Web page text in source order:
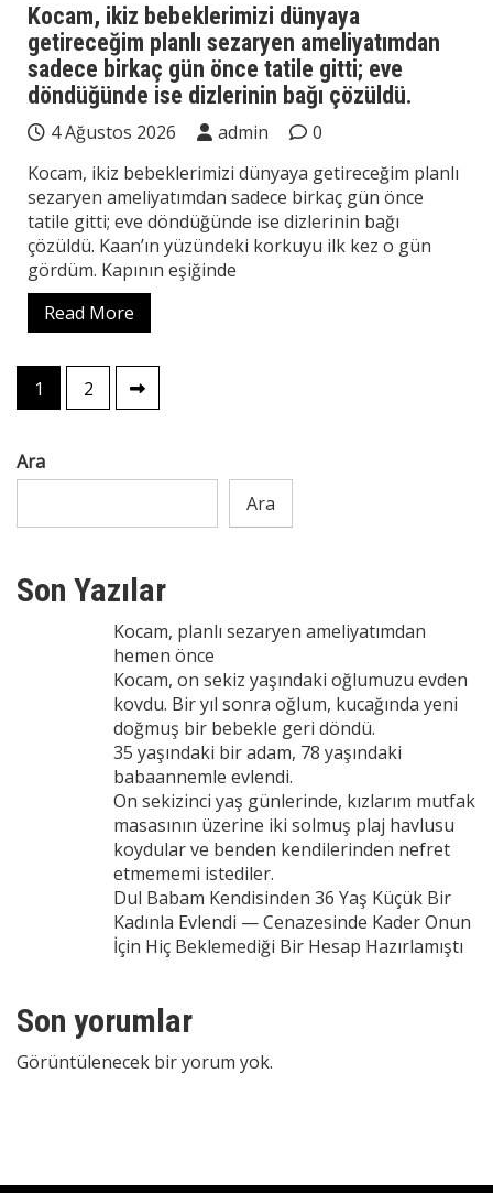
Kocam, ikiz bebeklerimizi dünyaya
getireceğim planlı sezaryen ameliyatımdan
sadece birkaç gün önce tatile gitti; eve
döndüğünde ise dizlerinin bağı çözüldü.
4 Ağustos 2026 admin
0
Kocam, ikiz bebeklerimizi dünyaya getireceğim planlı
sezaryen ameliyatımdan sadece birkaç gün önce
tatile gitti; eve döndüğünde ise dizlerinin bağı
çözüldü. Kaan’ın yüzündeki korkuyu ilk kez o gün
gördüm. Kapının eşiğinde
Read More
Yazı
sayfalaması
1 2
Ara
Ara
Son Yazılar
Kocam, planlı sezaryen ameliyatımdan
hemen önce
Kocam, on sekiz yaşındaki oğlumuzu evden
kovdu. Bir yıl sonra oğlum, kucağında yeni
doğmuş bir bebekle geri döndü.
35 yaşındaki bir adam, 78 yaşındaki
babaannemle evlendi.
On sekizinci yaş günlerinde, kızlarım mutfak
masasının üzerine iki solmuş plaj havlusu
koydular ve benden kendilerinden nefret
etmememi istediler.
Dul Babam Kendisinden 36 Yaş Küçük Bir
Kadınla Evlendi — Cenazesinde Kader Onun
İçin Hiç Beklemediği Bir Hesap Hazırlamıştı
Son yorumlar
Görüntülenecek bir yorum yok.